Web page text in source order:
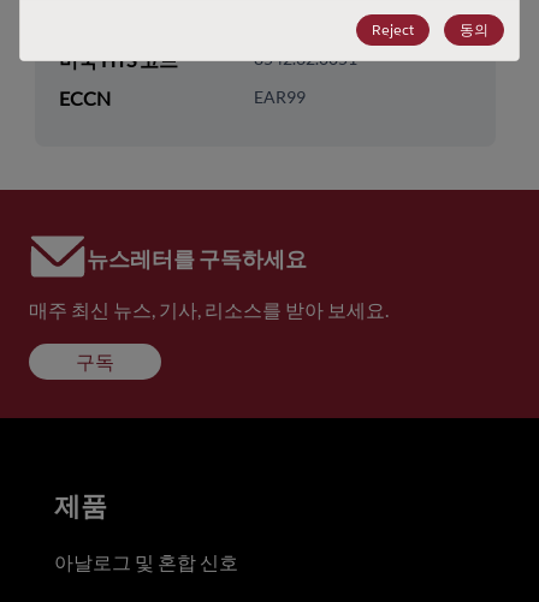
미국 HTS 코드 8542.32.0051
ECCN EAR99
뉴스레터를 구독하세요
매주 최신 뉴스, 기사, 리소스를 받아 보세요.
구독
Reject 동의
제품
아날로그 및 혼합 신호